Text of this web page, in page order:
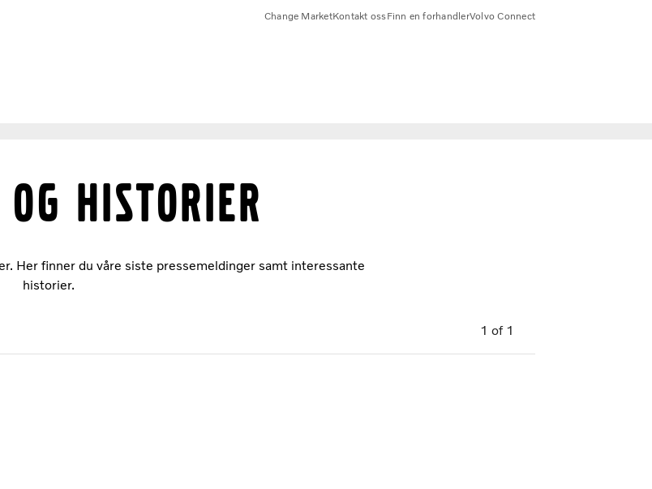
Change MarketKontakt ossFinn en forhandlerVolvo Connect
og historier
Her finner du våre siste pressemeldinger samt interessante
historier.
1 of 1